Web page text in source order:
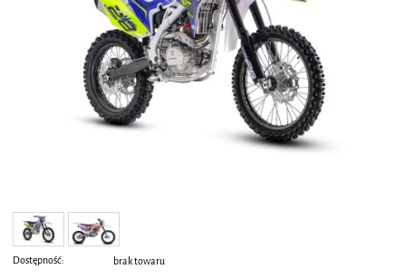
Dostępność: brak towaru